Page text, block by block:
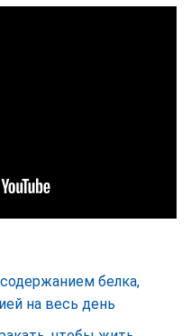
содержанием белка,
на весь день